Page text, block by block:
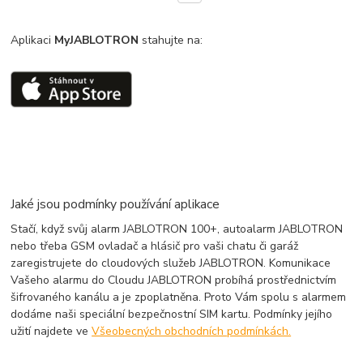
Aplikaci MyJABLOTRON stahujte na:
Jaké jsou podmínky používání aplikace
Stačí, když svůj alarm JABLOTRON 100+, autoalarm JABLOTRON
nebo třeba GSM ovladač a hlásič pro vaši chatu či garáž
zaregistrujete do cloudových služeb JABLOTRON. Komunikace
Vašeho alarmu do Cloudu JABLOTRON probíhá prostřednictvím
šifrovaného kanálu a je zpoplatněna. Proto Vám spolu s alarmem
dodáme naši speciální bezpečnostní SIM kartu. Podmínky jejího
užití najdete veVšeobecných obchodních podmínkách.